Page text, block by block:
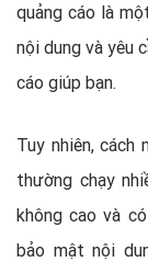
quảng cáo là
nội dung và yêu
cáo giúp bạn.
Tuy nhiên, cách
thường chạy
không cao và
bảo mật nội